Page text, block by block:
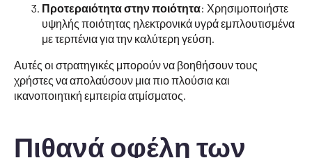
Προτεραιότητα στην ποιότητα: Χρησιμοποιήστε
υψηλής ποιότητας ηλεκτρονικά υγρά εμπλουτισμένα
με τερπένια για την καλύτερη γεύση.
Αυτές οι στρατηγικές μπορούν να βοηθήσουν τους
χρήστες να απολαύσουν μια πιο πλούσια και
ικανοποιητική εμπειρία ατμίσματος.
Πιθανά οφέλη των